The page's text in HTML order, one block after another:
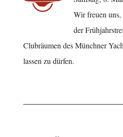
Wir freuen uns,
der
Clubräumen des Münchner
lassen zu dürfen.